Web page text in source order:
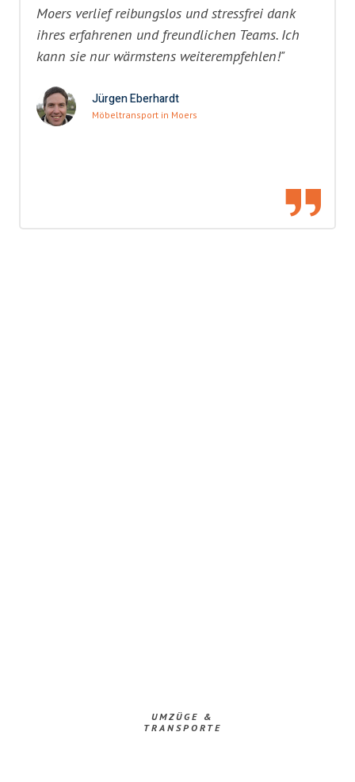
Moers verlief reibungslos und stressfrei dank
ihres erfahrenen und freundlichen Teams. Ich
kann sie nur wärmstens weiterempfehlen!"
Jürgen Eberhardt
Möbeltransport in Moers
UMZÜGE &
TRANSPORTE